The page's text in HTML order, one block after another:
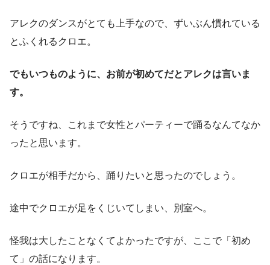
アレクのダンスがとても上手なので、ずいぶん慣れている
とふくれるクロエ。
でもいつものように、お前が初めてだとアレクは言いま
す。
そうですね、これまで女性とパーティーで踊るなんてなか
ったと思います。
クロエが相手だから、踊りたいと思ったのでしょう。
途中でクロエが足をくじいてしまい、別室へ。
怪我は大したことなくてよかったですが、ここで「初め
て」の話になります。